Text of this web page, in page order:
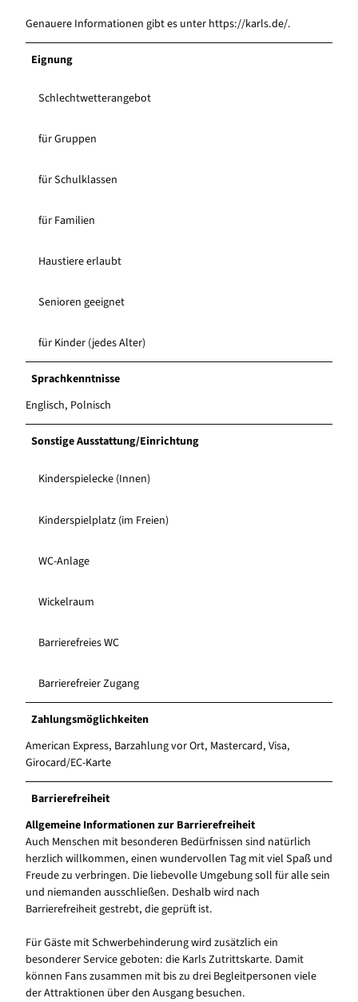
Genauere Informationen gibt es unter https://karls.de/.
Eignung
Schlechtwetterangebot
für Gruppen
für Schulklassen
für Familien
Haustiere erlaubt
Senioren geeignet
für Kinder (jedes Alter)
Sprachkenntnisse
Englisch, Polnisch
Sonstige Ausstattung/Einrichtung
Kinderspielecke (Innen)
Kinderspielplatz (im Freien)
WC-Anlage
Wickelraum
Barrierefreies WC
Barrierefreier Zugang
Zahlungsmöglichkeiten
American Express, Barzahlung vor Ort, Mastercard, Visa,
Girocard/EC-Karte
Barrierefreiheit
Allgemeine Informationen zur Barrierefreiheit
Auch Menschen mit besonderen Bedürfnissen sind natürlich
herzlich willkommen, einen wundervollen Tag mit viel Spaß und
Freude zu verbringen. Die liebevolle Umgebung soll für alle sein
und niemanden ausschließen. Deshalb wird nach
Barrierefreiheit gestrebt, die geprüft ist.
Für Gäste mit Schwerbehinderung wird zusätzlich ein
besonderer Service geboten: die Karls Zutrittskarte. Damit
können Fans zusammen mit bis zu drei Begleitpersonen viele
der Attraktionen über den Ausgang besuchen.